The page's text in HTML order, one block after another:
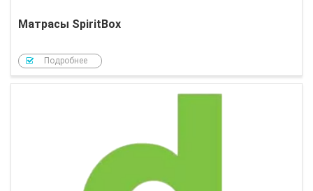
Матрасы SpiritBox
Подробнее